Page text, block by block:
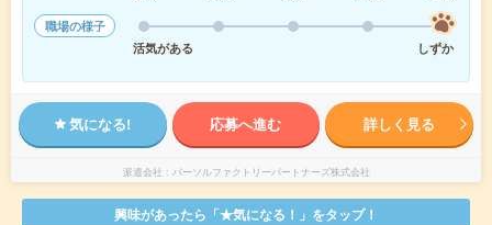
職場の様子
活気がある
しずか
気になる! 応募へ進む 詳しく見る
派遣会社 パーソルファクトリーパートナーズ株式会社
興味があったら「★気になる！」をタップ！